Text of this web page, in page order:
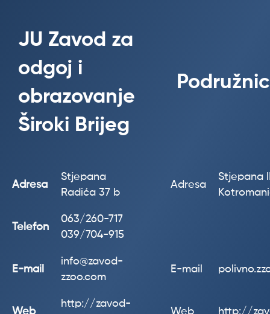
JU Zavod za
odgoj i
obrazovanje
Široki Brijeg
Adresa
Stjepana
Radića 37 b
Adresa
Stjepana
Telefon
063/260-717
039/704-915
E-mail
info@zavod-
zzoo.com
E-mail
Web
http://zavod-
Web http://